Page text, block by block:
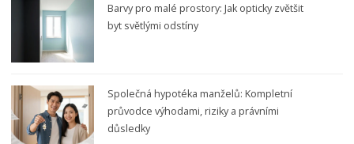
Barvy pro malé prostory: Jak opticky zvětšit
byt světlými odstíny
Společná hypotéka manželů: Kompletní
průvodce výhodami, riziky a právními
důsledky